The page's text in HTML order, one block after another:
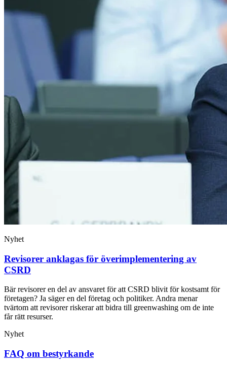
Nyhet
Revisorer anklagas för överimplementering av
CSRD
Bär revisorer en del av ansvaret för att CSRD blivit för kostsamt för
företagen? Ja säger en del företag och politiker. Andra menar
tvärtom att revisorer riskerar att bidra till greenwashing om de inte
får rätt resurser.
Nyhet
FAQ om bestyrkande